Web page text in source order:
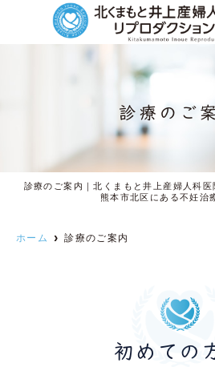
診療のご
診療のご案内｜北くまもと井上産婦人科医
熊本市北区にある不妊治
ホーム 診療のご案内
初めての